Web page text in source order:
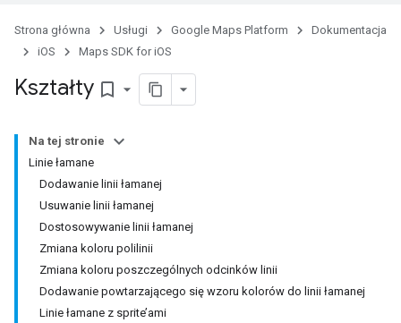
Strona główna Usługi Google Maps Platform
Dokumentacja
iOS
Maps SDK for iOS
Kształty bookmark_border
Na tej stronie
Linie łamane
Dodawanie linii łamanej
Usuwanie linii łamanej
Dostosowywanie linii łamanej
Zmiana koloru polilinii
Zmiana koloru poszczególnych odcinków linii
Dodawanie powtarzającego się wzoru kolorów do linii łamanej
Linie łamane z sprite’ami